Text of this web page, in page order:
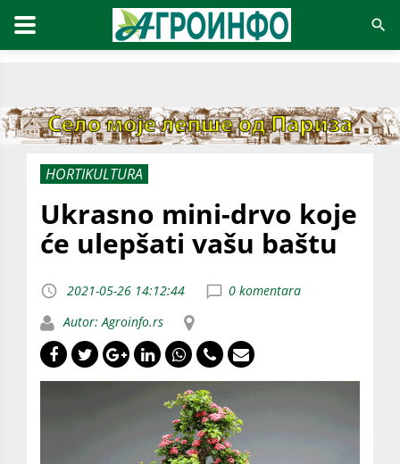
HORTIKULTURA
Ukrasno mini-drvo koje
će ulepšati vašu baštu
2021-05-26 14:12:44
0 komentara
Autor: Agroinfo.rs